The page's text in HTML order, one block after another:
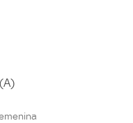
(A)